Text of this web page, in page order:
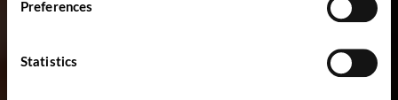
Preferences
Statistics